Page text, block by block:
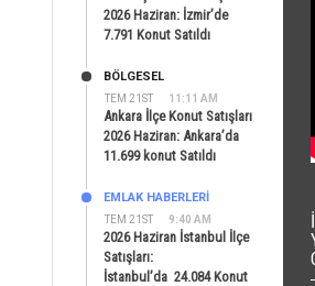
2026 Haziran: İzmir’de
7.791 Konut Satıldı
TEM 21ST 11:11 AM
BÖLGESEL
Ankara İlçe Konut Satışları
2026 Haziran: Ankara’da
11.699 konut Satıldı
TEM 21ST 9:40 AM
EMLAK HABERLERI
2026 Haziran İstanbul İlçe
Satışları:
İstanbul’da 24.084 Konut